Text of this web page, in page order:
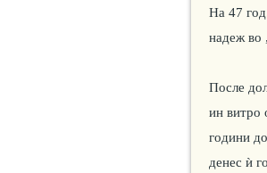
На 47
надеж во
После
ин витро
години
денес ѝ